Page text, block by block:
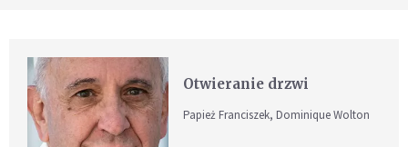
Otwieranie drzwi
Papież Franciszek, Dominique Wolton